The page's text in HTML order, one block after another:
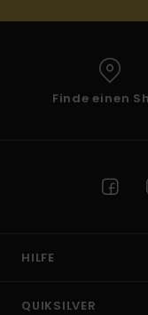
Finde einen
HILFE
QUIKSILVER